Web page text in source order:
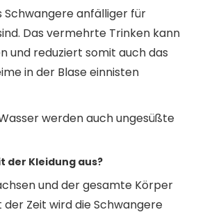
Schwangere anfälliger für
Das vermehrte Trinken kann
und reduziert somit auch das
in der Blase einnisten
werden auch ungesüßte
der Kleidung aus?
und der gesamte Körper
Zeit wird die Schwangere